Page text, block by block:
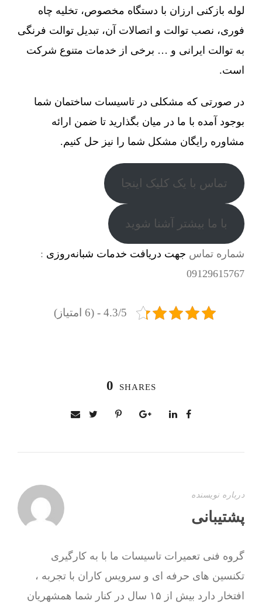
لوله بازکنی ارزان با دستگاه مخصوص، تخلیه چاه
فوری، نصب توالت و اتصالات آن، تبدیل توالت فرنگی
به توالت ایرانی و … برخی از خدمات متنوع شرکت
است.
در صورتی که مشکلی در تاسیسات ساختمان شما
بوجود آمده با ما در میان بگذارید تا ضمن ارائه
مشاوره رایگان مشکل شما را نیز حل کنیم.
تماس با یک کلیک اینجا
با ما بیشتر آشنا شوید
شماره تماس جهت دریافت خدمات شبانه‌روزی :
09129615767
4.3/5 - (6 امتیاز)
0 SHARES
درباره نویسنده
پشتیبانی
گروه فنی تعمیرات تاسیسات ما با به‌ کارگیری
تکنسین های حرفه ای و سرویس کاران با تجربه ،
افتخار دارد بیش از ۱۵ سال در کنار شما همشهریان